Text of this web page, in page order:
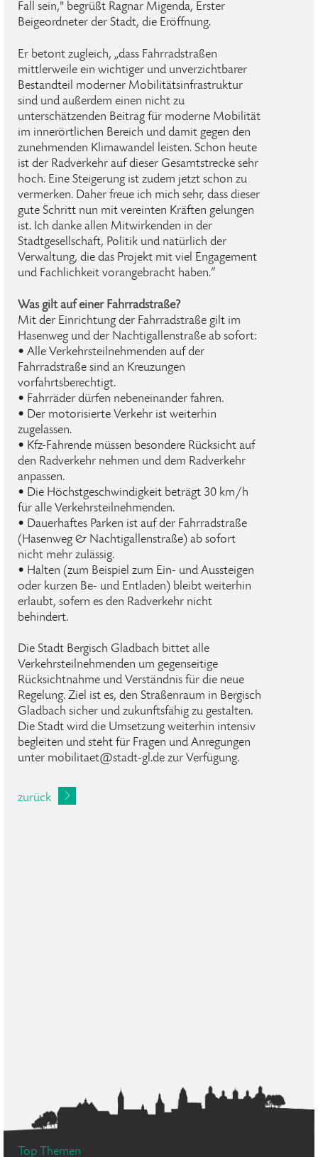
Fall sein," begrüßt Ragnar Migenda, Erster
Beigeordneter der Stadt, die Eröffnung.
Er betont zugleich, „dass Fahrradstraßen
mittlerweile ein wichtiger und unverzichtbarer
Bestandteil moderner Mobilitätsinfrastruktur
sind und außerdem einen nicht zu
unterschätzenden Beitrag für moderne Mobilität
im innerörtlichen Bereich und damit gegen den
zunehmenden Klimawandel leisten. Schon heute
ist der Radverkehr auf dieser Gesamtstrecke sehr
hoch. Eine Steigerung ist zudem jetzt schon zu
vermerken. Daher freue ich mich sehr, dass dieser
gute Schritt nun mit vereinten Kräften gelungen
ist. Ich danke allen Mitwirkenden in der
Stadtgesellschaft, Politik und natürlich der
Verwaltung, die das Projekt mit viel Engagement
und Fachlichkeit vorangebracht haben.“
Was gilt auf einer Fahrradstraße?
Mit der Einrichtung der Fahrradstraße gilt im
Hasenweg und der Nachtigallenstraße ab sofort:
• Alle Verkehrsteilnehmenden auf der
Fahrradstraße sind an Kreuzungen
vorfahrtsberechtigt.
• Fahrräder dürfen nebeneinander fahren.
• Der motorisierte Verkehr ist weiterhin
zugelassen.
• Kfz-Fahrende müssen besondere Rücksicht auf
den Radverkehr nehmen und dem Radverkehr
anpassen.
• Die Höchstgeschwindigkeit beträgt 30 km/h
für alle Verkehrsteilnehmenden.
• Dauerhaftes Parken ist auf der Fahrradstraße
(Hasenweg & Nachtigallenstraße) ab sofort
nicht mehr zulässig.
• Halten (zum Beispiel zum Ein- und Aussteigen
oder kurzen Be- und Entladen) bleibt weiterhin
erlaubt, sofern es den Radverkehr nicht
behindert.
Die Stadt Bergisch Gladbach bittet alle
Verkehrsteilnehmenden um gegenseitige
Rücksichtnahme und Verständnis für die neue
Regelung. Ziel ist es, den Straßenraum in Bergisch
Gladbach sicher und zukunftsfähig zu gestalten.
Die Stadt wird die Umsetzung weiterhin intensiv
begleiten und steht für Fragen und Anregungen
unter mobilitaet@stadt-gl.de zur Verfügung.
zurück
Top Themen